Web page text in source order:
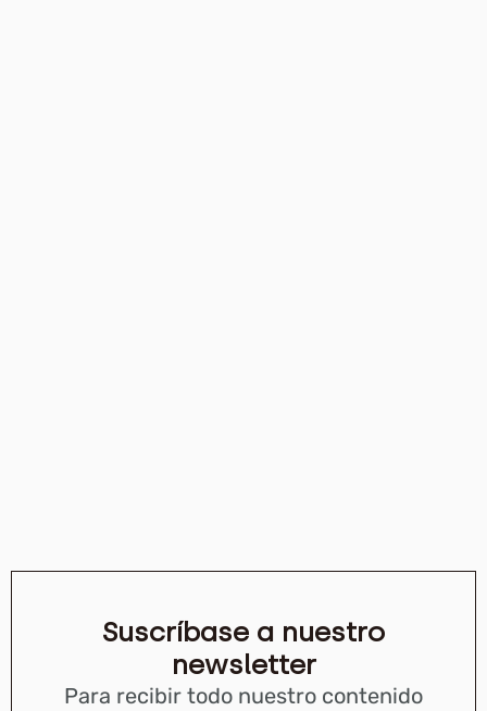
Suscríbase a nuestro
newsletter
Para recibir todo nuestro contenido